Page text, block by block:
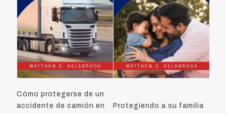
Cómo protegerse de un
accidente de camión en
Protegiendo a su familia